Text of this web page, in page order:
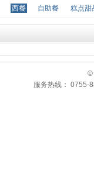
西餐 自助餐 糕点甜
©
服务热线： 0755-